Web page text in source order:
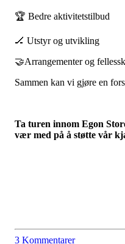
🏆 Bedre aktivitetstilbud
🏒 Utstyr og utvikling
🤝Arrangementer og
Sammen kan vi gjøre en
Ta turen innom Egon
vær med på å støtte vår
3 Kommentarer